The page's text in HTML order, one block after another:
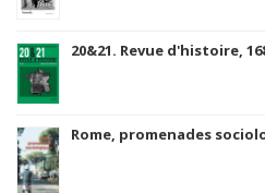
20&21. Revue d'histoire,
Rome, promenades